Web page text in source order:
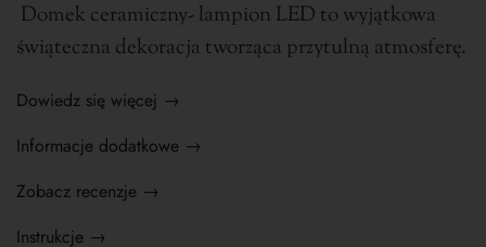
Domek ceramiczny- lampion LED to wyjątkowa
świąteczna dekoracja tworząca przytulną atmosferę.
Dowiedz się więcej →
Informacje dodatkowe →
Zobacz recenzje →
Instrukcje →